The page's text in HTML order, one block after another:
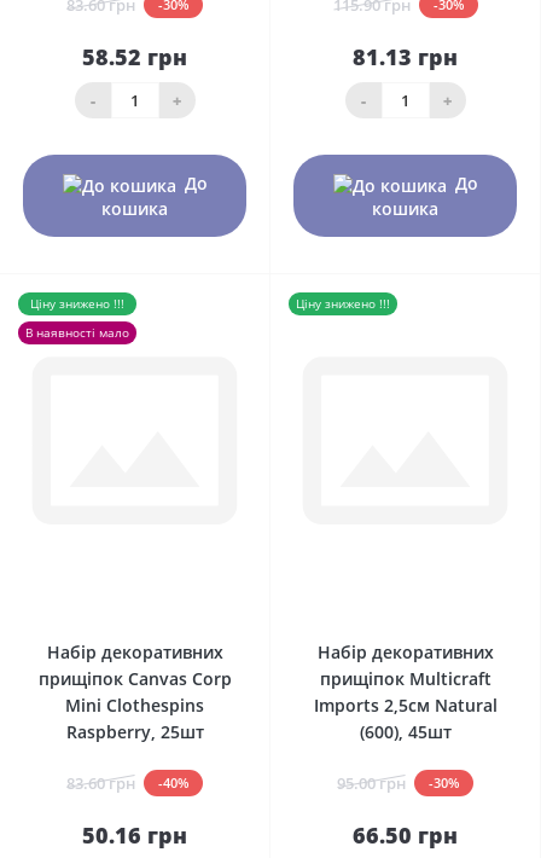
83.60 грн -30%
58.52 грн
- +
До
кошика
115.90 грн -30%
81.13 грн
- +
До
кошика
Ціну знижено !!!
В наявності мало
Набір декоративних
прищіпок Canvas Corp
Mini Clothespins
Raspberry, 25шт
83.60 грн -40%
50.16 грн
Ціну знижено !!!
Набір декоративних
прищіпок Multicraft
Imports 2,5см Natural
(600), 45шт
95.00 грн -30%
66.50 грн